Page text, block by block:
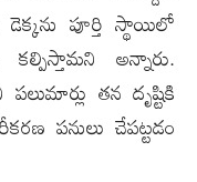
డెక్కను పూర్తి స్థాయిలో
అన్నారు.
త‌న‌ దృష్టికి
పనులు చేపట్టడం